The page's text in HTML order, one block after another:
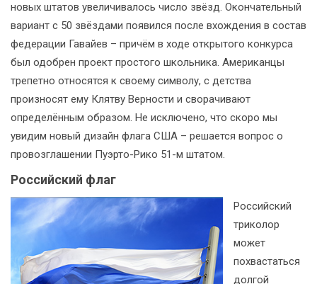
новых штатов увеличивалось число звёзд. Окончательный
вариант с 50 звёздами появился после вхождения в состав
федерации Гавайев – причём в ходе открытого конкурса
был одобрен проект простого школьника. Американцы
трепетно относятся к своему символу, с детства
произносят ему Клятву Верности и сворачивают
определённым образом. Не исключено, что скоро мы
увидим новый дизайн флага США – решается вопрос о
провозглашении Пуэрто-Рико 51-м штатом.
Российский флаг
Российский
триколор
может
похвастаться
долгой